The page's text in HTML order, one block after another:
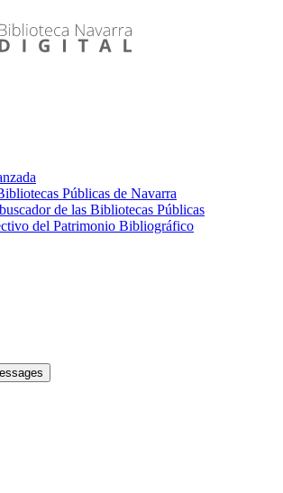
Públicas de Navarra
de las Bibliotecas Públicas
del Patrimonio Bibliográfico